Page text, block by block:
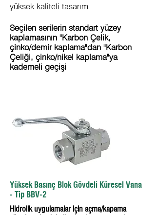
yüksek kaliteli tasarım
Seçilen serilerin standart yüzey
kaplamasının "Karbon Çelik,
çinko/demir kaplama"dan "Karbon
Çeliği, çinko/nikel kaplama"ya
kademeli geçişi
Yüksek Basınç Blok Gövdeli Küresel Vana
- Tip BBV-2
Hidrolik uygulamalar için açma/kapama